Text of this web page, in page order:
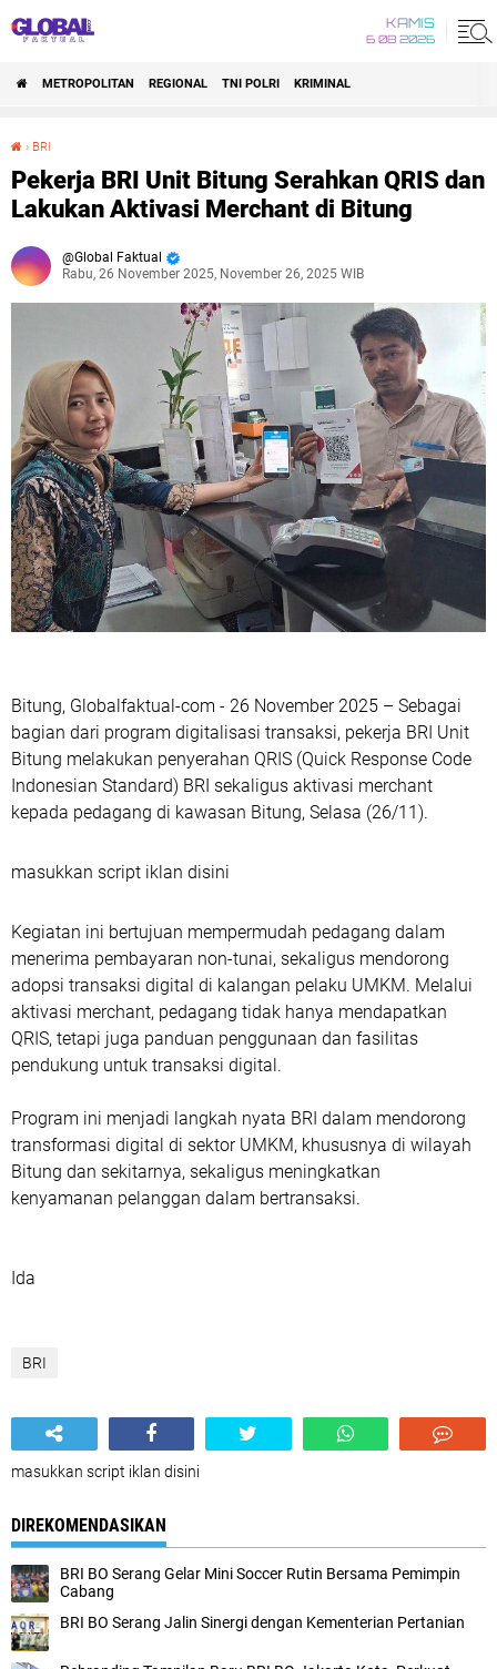
KAMIS
6 08 2026
METROPOLITAN REGIONAL TNI POLRI KRIMINAL
› BRI
Pekerja BRI Unit Bitung Serahkan QRIS dan
Lakukan Aktivasi Merchant di Bitung
Global Faktual
Rabu, 26 November 2025, November 26, 2025 WIB
Bitung, Globalfaktual-com - 26 November 2025 – Sebagai
bagian dari program digitalisasi transaksi, pekerja BRI Unit
Bitung melakukan penyerahan QRIS (Quick Response Code
Indonesian Standard) BRI sekaligus aktivasi merchant
kepada pedagang di kawasan Bitung, Selasa (26/11).
masukkan script iklan disini
Kegiatan ini bertujuan mempermudah pedagang dalam
menerima pembayaran non-tunai, sekaligus mendorong
adopsi transaksi digital di kalangan pelaku UMKM. Melalui
aktivasi merchant, pedagang tidak hanya mendapatkan
QRIS, tetapi juga panduan penggunaan dan fasilitas
pendukung untuk transaksi digital.
Program ini menjadi langkah nyata BRI dalam mendorong
transformasi digital di sektor UMKM, khususnya di wilayah
Bitung dan sekitarnya, sekaligus meningkatkan
kenyamanan pelanggan dalam bertransaksi.
Ida
BRI
masukkan script iklan disini
DIREKOMENDASIKAN
BRI BO Serang Gelar Mini Soccer Rutin Bersama Pemimpin
Cabang
BRI BO Serang Jalin Sinergi dengan Kementerian Pertanian